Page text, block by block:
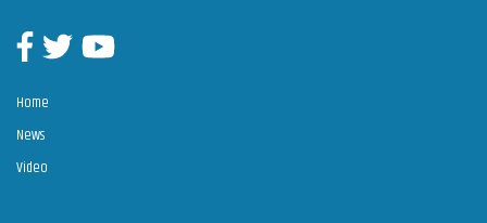
Facebook
Twitter Youtube
Home
News
Video